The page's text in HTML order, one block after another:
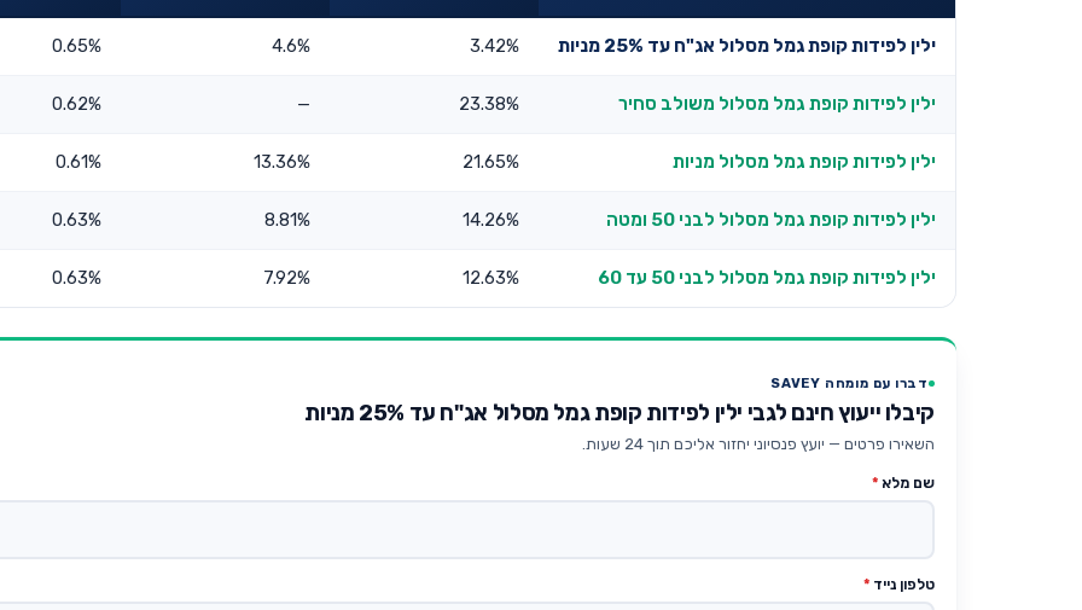
ילין לפידות קופת גמל מסלול אג"ח עד 25% מניות 3.42%
4.6%
0.65%
ילין לפידות קופת גמל מסלול משולב סחיר 23.38%
—
0.62%
ילין לפידות קופת גמל מסלול מניות 21.65%
13.36%
0.61%
ילין לפידות קופת גמל מסלול לבני 50 ומטה 14.26%
8.81%
0.63%
ילין לפידות קופת גמל מסלול לבני 50 עד 60 12.63%
7.92%
0.63%
דברו עם מומחה SAVEY
קיבלו ייעוץ חינם לגבי ילין לפידות קופת גמל מסלול אג"ח עד 25% מניות
השאירו פרטים — יועץ פנסיוני יחזור אליכם תוך 24 שעות.
שם מלא *
טלפון נייד *